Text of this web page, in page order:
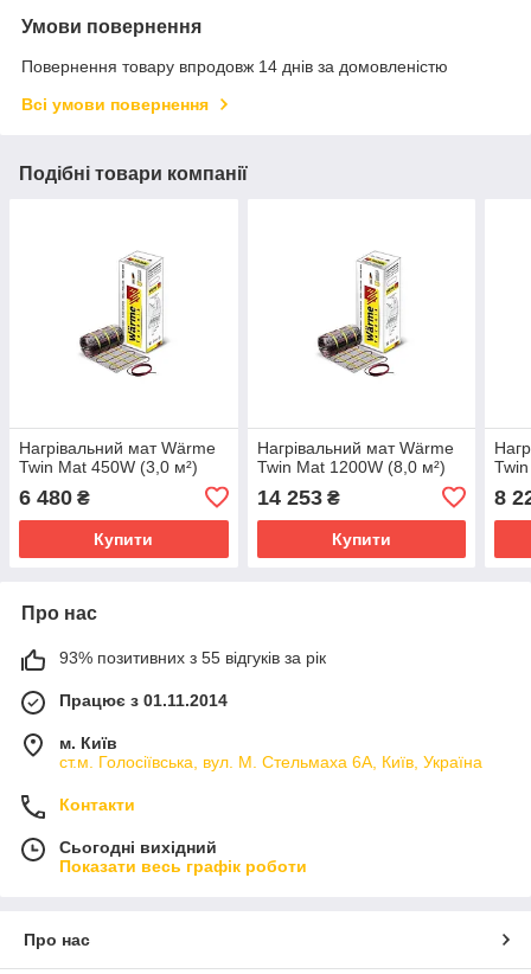
Умови повернення
Повернення товару впродовж 14 днів за домовленістю
Всі умови повернення
Подібні товари компанії
Нагрівальний мат Wärme
Twin Mat 450W (3,0 м²)
6 480 ₴
Купити
Нагрівальний мат Wärme
Twin Mat 1200W (8,0 м²)
14 253₴
Купити
8
Про нас
93% позитивних з 55 відгуків за рік
Працює з 01.11.2014
м. Київ
ст.м. Голосіївська, вул. М. Стельмаха 6А, Київ, Україна
Контакти
Сьогодні вихідний
Показати весь графік роботи
Про нас